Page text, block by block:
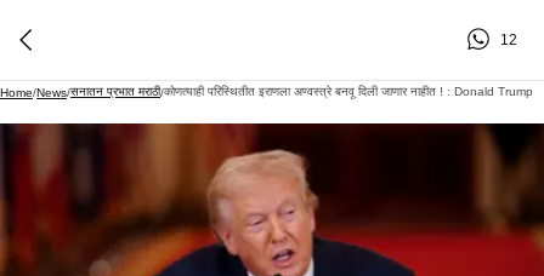
12
Home/News/सनातन प्रभात मराठी/कोणत्याही परिस्थितीत इराणला अण्वस्त्रे बनवू दिली जाणार नाहीत ! : Donald Trump